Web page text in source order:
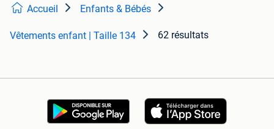
Accueil Enfants & Bébés
Vêtements enfant | Taille 134 62 résultats